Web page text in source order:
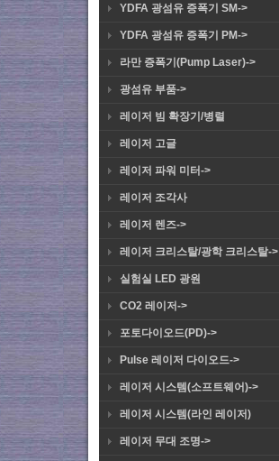
YDFA 광섬유 증폭기 SM->
YDFA 광섬유 증폭기 PM->
라만 증폭기(Pump Laser)->
광섬유 부품->
레이저 빔 확장기/병렬
레이저 고글
레이저 파워 미터->
레이저 조각사
레이저 렌즈->
레이저 크리스탈/광학 크리스탈->
실험실 LED 광원
CO2 레이저->
포토다이오드(PD)->
Pulse 레이저 다이오드->
레이저 시스템(소프트웨어)->
레이저 시스템(라인 레이저)
레이저 무대 조명->